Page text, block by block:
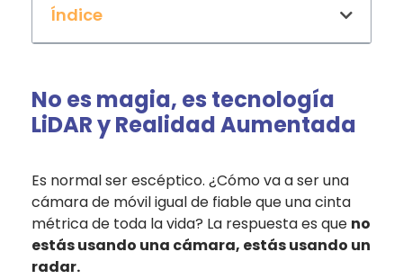
Índice
No es magia, es tecnología
LiDAR y Realidad Aumentada
Es normal ser escéptico. ¿Cómo va a ser una
cámara de móvil igual de fiable que una cinta
métrica de toda la vida? La respuesta es que no
estás usando una cámara, estás usando un
radar.